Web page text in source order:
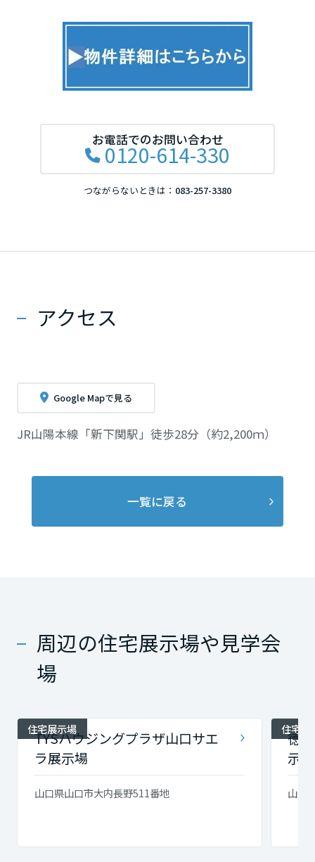
お電話でのお問い合わせ
0120-614-330
つながらないときは： 083-257-3380
アクセス
Google Mapで見る
JR山陽本線「新下関駅」徒歩28分（約2,200ｍ）
一覧に戻る
周辺の住宅展示場や見学会
場
住宅展示場
TYSハウジングプラザ山口サエ
ラ展示場
山口県山口市大内長野511番地
住宅展
徳
示場
山口